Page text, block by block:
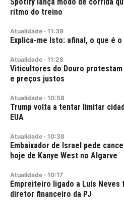
ritmo do treino
Atualidade · 11:39
Explica-me Isto: afinal, o que é o
Atualidade · 11:28
Viticultores do Douro
e preços justos
Atualidade · 10:58
Trump volta a tentar limitar
EUA
Atualidade · 10:38
Embaixador de Israel pede
hoje de Kanye West no Algarve
Atualidade · 10:17
Empreiteiro ligado a Luís Neves
diretor financeiro da PJ